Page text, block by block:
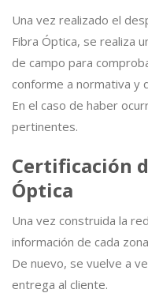
Una vez realizado el
Fibra Óptica, se realiza
de campo para
conforme a normativa y
En el caso de haber
pertinentes.
Certificación
Óptica
Una vez construida la
información de cada
De nuevo, se vuelve a
entrega al cliente.